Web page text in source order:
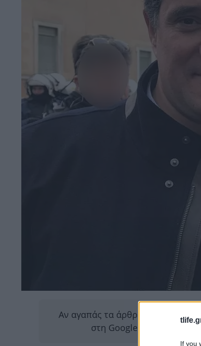
If you
Αν αγαπάς τα άρθρα μας, κάνε
στη Google για να μας